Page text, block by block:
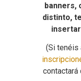
banners,
distinto,
(Si tenéis
contactará